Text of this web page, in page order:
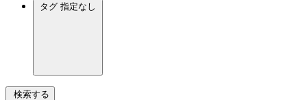
タグ 指定なし
検索する